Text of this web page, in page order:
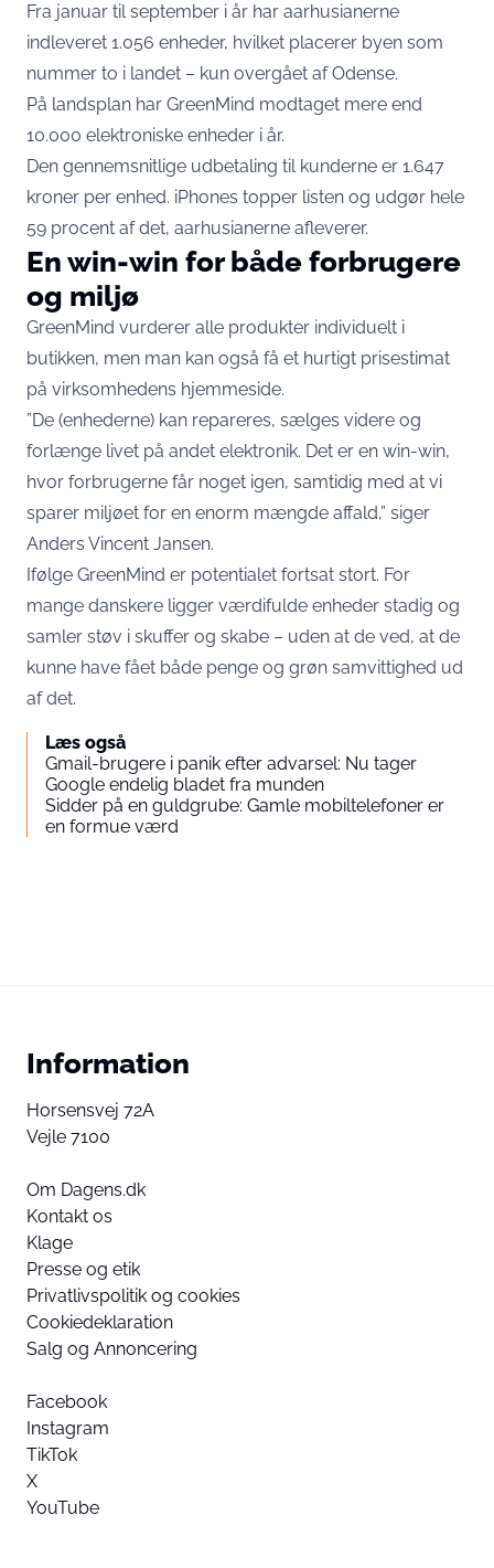
Fra januar til september i år har aarhusianerne
indleveret 1.056 enheder, hvilket placerer byen som
nummer to i landet – kun overgået af Odense.
På landsplan har GreenMind modtaget mere end
10.000 elektroniske enheder i år.
Den gennemsnitlige udbetaling til kunderne er 1.647
kroner per enhed. iPhones topper listen og udgør hele
59 procent af det, aarhusianerne afleverer.
En win-win for både forbrugere
og miljø
GreenMind vurderer alle produkter individuelt i
butikken, men man kan også få et hurtigt prisestimat
på virksomhedens hjemmeside.
”De (enhederne) kan repareres, sælges videre og
forlænge livet på andet elektronik. Det er en win-win,
hvor forbrugerne får noget igen, samtidig med at vi
sparer miljøet for en enorm mængde affald,” siger
Anders Vincent Jansen.
Ifølge GreenMind er potentialet fortsat stort. For
mange danskere ligger værdifulde enheder stadig og
samler støv i skuffer og skabe – uden at de ved, at de
kunne have fået både penge og grøn samvittighed ud
af det.
Læs også
Gmail-brugere i panik efter advarsel: Nu tager
Google endelig bladet fra munden
Sidder på en guldgrube: Gamle mobiltelefoner er
en formue værd
Information
Horsensvej 72A
Vejle 7100
Om Dagens.dk
Kontakt os
Klage
Presse og etik
Privatlivspolitik og cookies
Cookiedeklaration
Salg og Annoncering
Facebook
Instagram
TikTok
X
YouTube